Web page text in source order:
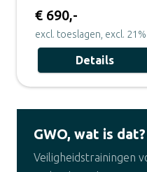
€ 690,-
excl. toeslagen, excl. 21%
Details
GWO, wat is dat?
Veiligheidstrainingen